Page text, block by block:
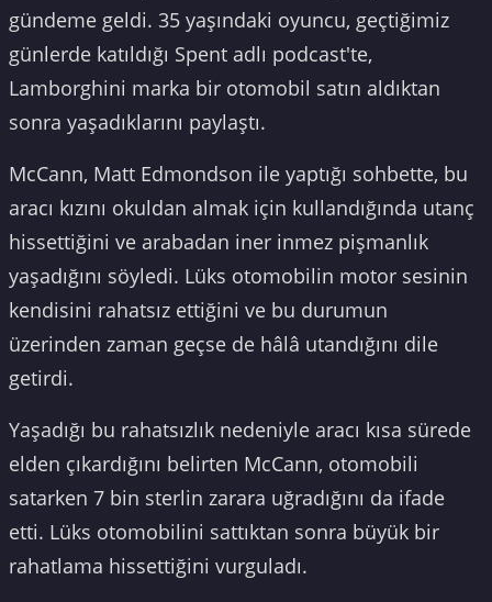
gündeme geldi. 35 yaşındaki oyuncu, geçtiğimiz
günlerde katıldığı Spent adlı podcast'te,
Lamborghini marka bir otomobil satın aldıktan
sonra yaşadıklarını paylaştı.
McCann, Matt Edmondson ile yaptığı sohbette, bu
aracı kızını okuldan almak için kullandığında utanç
hissettiğini ve arabadan iner inmez pişmanlık
yaşadığını söyledi. Lüks otomobilin motor sesinin
kendisini rahatsız ettiğini ve bu durumun
üzerinden zaman geçse de hâlâ utandığını dile
getirdi.
Yaşadığı bu rahatsızlık nedeniyle aracı kısa sürede
elden çıkardığını belirten McCann, otomobili
satarken 7 bin sterlin zarara uğradığını da ifade
etti. Lüks otomobilini sattıktan sonra büyük bir
rahatlama hissettiğini vurguladı.